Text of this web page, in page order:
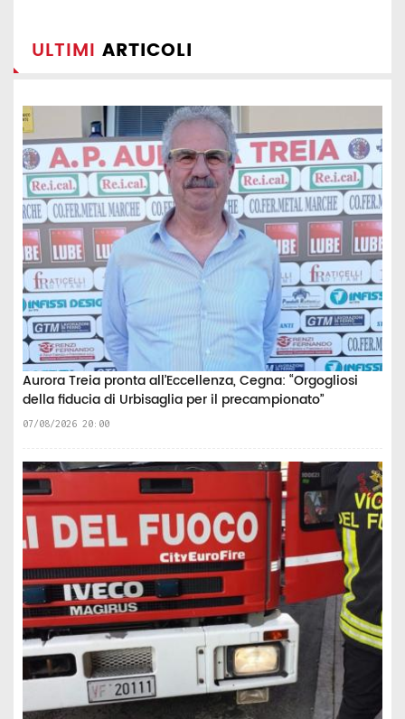
ULTIMI ARTICOLI
Aurora Treia pronta all’Eccellenza, Cegna: “Orgogliosi
della fiducia di Urbisaglia per il precampionato”
07/08/2026 20:00